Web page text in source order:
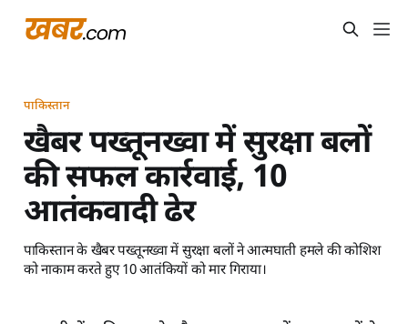
पाकिस्तान
खैबर पख्तूनख्वा में सुरक्षा बलों
की सफल कार्रवाई, 10
आतंकवादी ढेर
पाकिस्तान के खैबर पख्तूनख्वा में सुरक्षा बलों ने आत्मघाती हमले की कोशिश
को नाकाम करते हुए 10 आतंकियों को मार गिराया।